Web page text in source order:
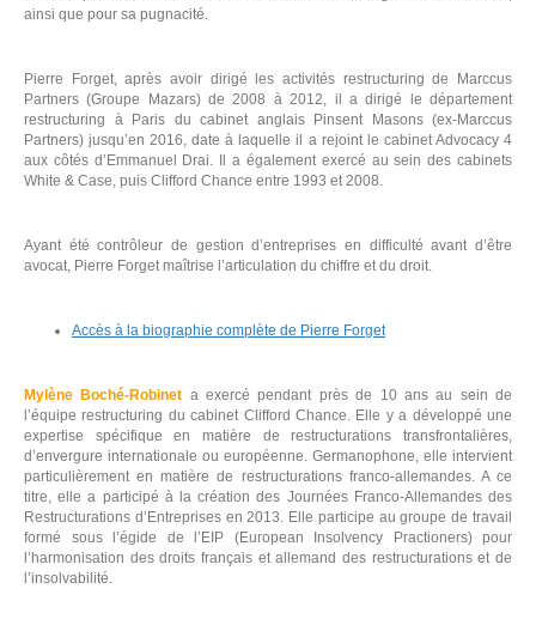
ainsi que pour sa pugnacité.
Pierre Forget, après avoir dirigé les activités restructuring de Marccus
Partners (Groupe Mazars) de 2008 à 2012, il a dirigé le département
restructuring à Paris du cabinet anglais Pinsent Masons (ex-Marccus
Partners) jusqu’en 2016, date à laquelle il a rejoint le cabinet Advocacy 4
aux côtés d’Emmanuel Drai. Il a également exercé au sein des cabinets
White & Case, puis Clifford Chance entre 1993 et 2008.
Ayant été contrôleur de gestion d’entreprises en difficulté avant d’être
avocat, Pierre Forget maîtrise l’articulation du chiffre et du droit.
Accès à la biographie complète de Pierre Forget
Mylène Boché-Robinet a exercé pendant près de 10 ans au sein de
l’équipe restructuring du cabinet Clifford Chance. Elle y a développé une
expertise spécifique en matière de restructurations transfrontalières,
d’envergure internationale ou européenne. Germanophone, elle intervient
particulièrement en matière de restructurations franco-allemandes. A ce
titre, elle a participé à la création des Journées Franco-Allemandes des
Restructurations d’Entreprises en 2013. Elle participe au groupe de travail
formé sous l’égide de l’EIP (European Insolvency Practioners) pour
l’harmonisation des droits français et allemand des restructurations et de
l’insolvabilité.